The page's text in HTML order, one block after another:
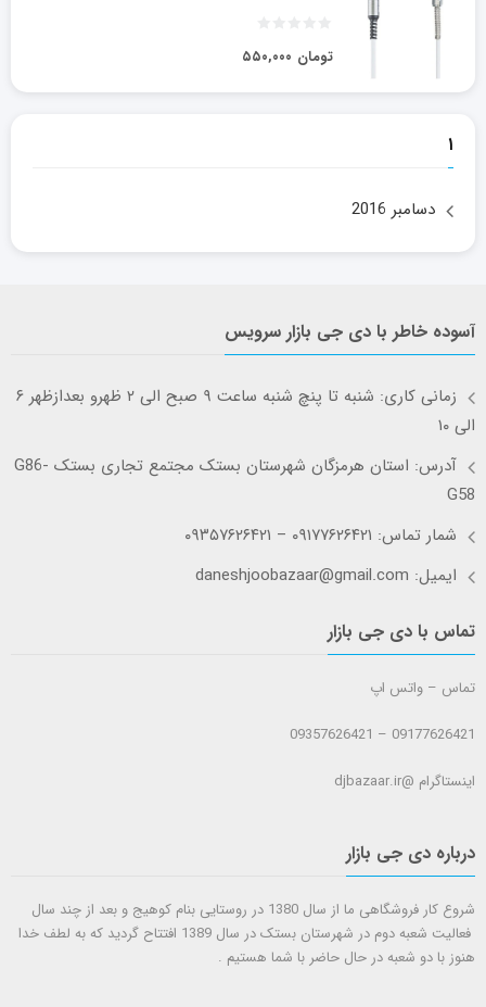
۵۵۰,۰۰۰ تومان
۱
دسامبر 2016
آسوده خاطر با دی جی بازار سرویس
زمانی کاری: شنبه تا پنچ شنبه ساعت ۹ صبح الی ۲ ظهرو بعدازظهر ۶
الی ۱۰
آدرس: استان هرمزگان شهرستان بستک مجتمع تجاری بستک G86-
G58
شمار تماس: ۰۹۱۷۷۶۲۶۴۲۱ – ۰۹۳۵۷۶۲۶۴۲۱
ایمیل: daneshjoobazaar@gmail.com
تماس با دی جی بازار
تماس – واتس اپ
09177626421 – 09357626421
اینستاگرام @djbazaar.ir
درباره دی جی بازار
شروع کار فروشگاهی ما از سال 1380 در روستایی بنام کوهیج و بعد از چند سال
فعالیت شعبه دوم در شهرستان بستک در سال 1389 افتتاح گردید که به لطف خدا
هنوز با دو شعبه در حال حاضر با شما هستيم .